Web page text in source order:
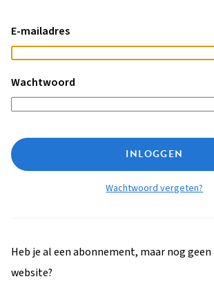
E-mailadres
Wachtwoord
INLOGGEN
Wachtwoord vergeten?
Heb je al een abonnement, maar nog geen
website?